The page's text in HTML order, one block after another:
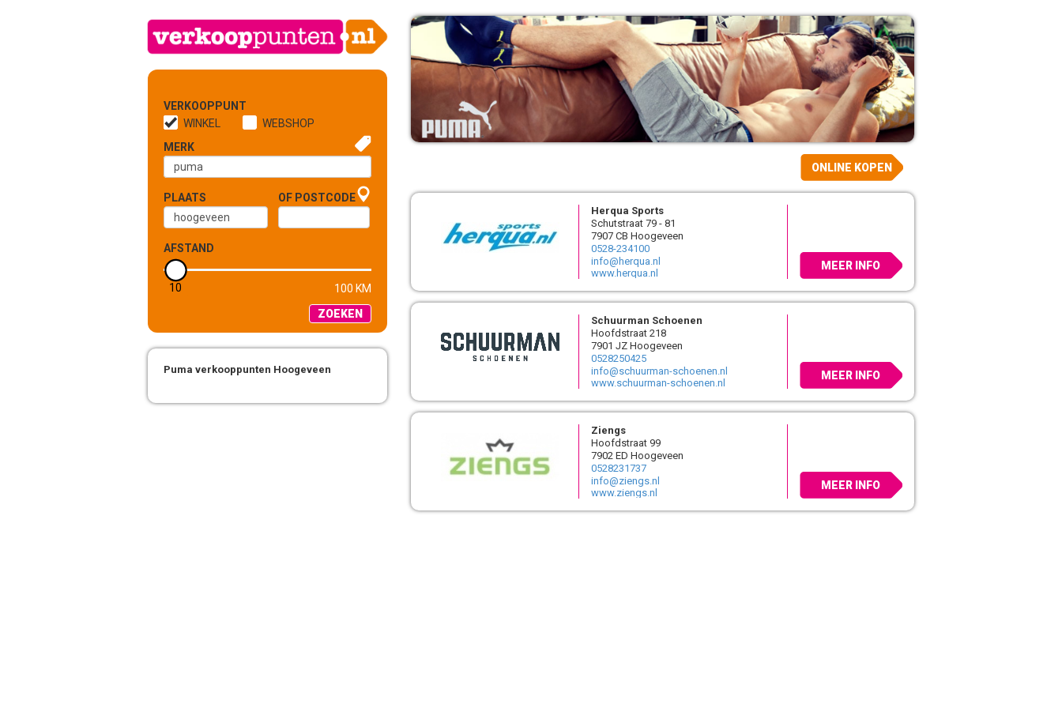
VERKOOPPUNT
WINKEL
WEBSHOP
MERK
PLAATS OF POSTCODE
AFSTAND
5 KM
10
100 KM
ZOEKEN
Puma verkooppunten Hoogeveen
ONLINE KOPEN
Herqua Sports
Schutstraat 79 - 81
7907 CB Hoogeveen
0528-234100
info@herqua.nl
www.herqua.nl
MEER INFO
Schuurman Schoenen
Hoofdstraat 218
7901 JZ Hoogeveen
0528250425
info@schuurman-schoenen.nl
www.schuurman-schoenen.nl
MEER INFO
Ziengs
Hoofdstraat 99
7902 ED Hoogeveen
0528231737
info@ziengs.nl
www.ziengs.nl
MEER INFO